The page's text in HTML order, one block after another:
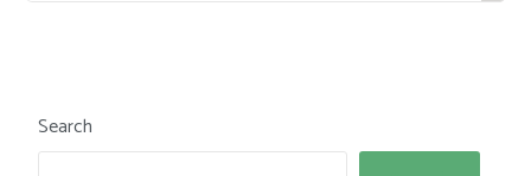
Search